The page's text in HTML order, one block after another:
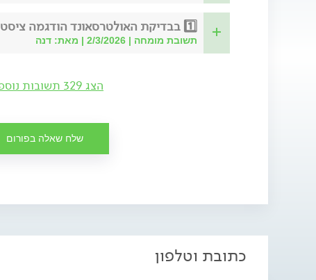
תשובת מומחה | 2/3/2026 | מאת: דנה
הצג 329 תשובות נוספות
שלח שאלה בפורום
כתובת וטלפון